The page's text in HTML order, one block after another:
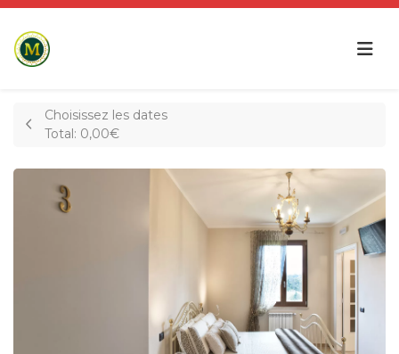
Choisissez les dates
Total: 0,00€